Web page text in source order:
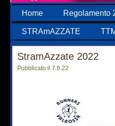
Home Regolamento
STRAmAZZATE
StramAzzate 2022
Pubblicato il 7.6.22